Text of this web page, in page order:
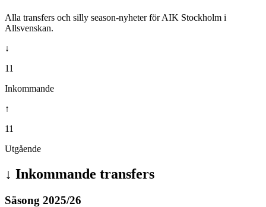
Alla transfers och silly season-nyheter förAIK Stockholm i
Allsvenskan.
↓
11
Inkommande
↑
11
Utgående
↓ Inkommande transfers
Säsong 2025/26